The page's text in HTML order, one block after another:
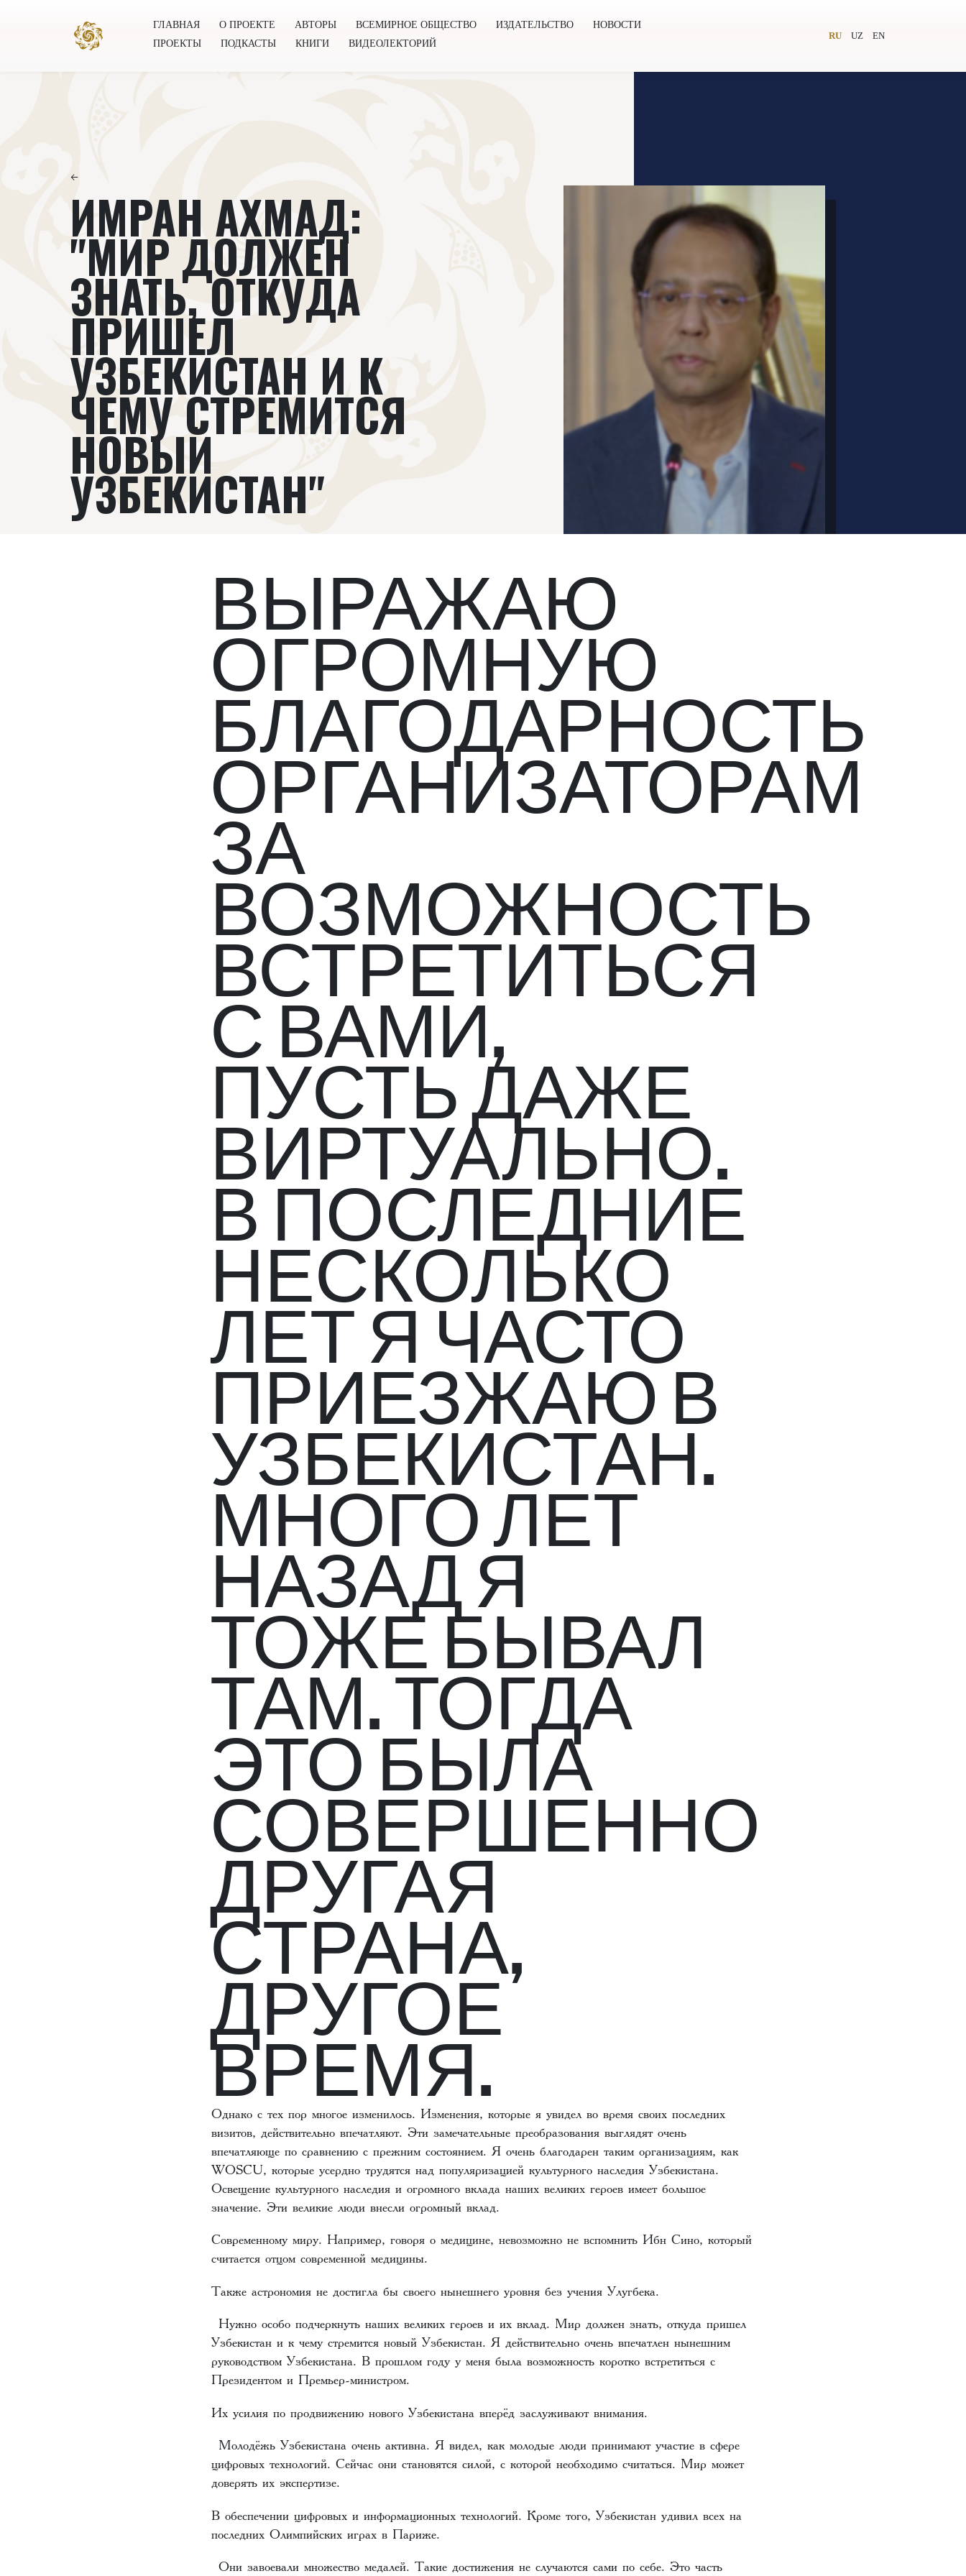
ГЛАВНАЯ О ПРОЕКТЕ АВТОРЫ ВСЕМИРНОЕ ОБЩЕСТВО ИЗДАТЕЛЬСТВО
НОВОСТИ
ПРОЕКТЫ
ПОДКАСТЫ КНИГИ ВИДЕОЛЕКТОРИЙ
RU UZ EN
←
ИМРАН АХМАД:
"МИР ДОЛЖЕН
ЗНАТЬ, ОТКУДА
ПРИШЕЛ
УЗБЕКИСТАН И К
ЧЕМУ СТРЕМИТСЯ
НОВЫЙ
УЗБЕКИСТАН"
ВЫРАЖАЮ
ОГРОМНУЮ
БЛАГОДАРНОСТЬ
ОРГАНИЗАТОРАМ
ЗА
ВОЗМОЖНОСТЬ
ВСТРЕТИТЬСЯ
С ВАМИ,
ПУСТЬ ДАЖЕ
ВИРТУАЛЬНО.
В ПОСЛЕДНИЕ
НЕСКОЛЬКО
ЛЕТ Я ЧАСТО
ПРИЕЗЖАЮ В
УЗБЕКИСТАН.
МНОГО ЛЕТ
НАЗАД Я
ТОЖЕ БЫВАЛ
ТАМ. ТОГДА
ЭТО БЫЛА
СОВЕРШЕННО
ДРУГАЯ
СТРАНА,
ДРУГОЕ
ВРЕМЯ.
Однако с тех пор многое изменилось. Изменения, которые я увидел во время своих последних
визитов, действительно впечатляют. Эти замечательные преобразования выглядят очень
впечатляюще по сравнению с прежним состоянием. Я очень благодарен таким организациям, как
WOSCU, которые усердно трудятся над популяризацией культурного наследия Узбекистана.
Освещение культурного наследия и огромного вклада наших великих героев имеет большое
значение. Эти великие люди внесли огромный вклад.
Современному миру. Например, говоря о медицине, невозможно не вспомнить Ибн Сино, который
считается отцом современной медицины.
Также астрономия не достигла бы своего нынешнего уровня без учения Улугбека.
Нужно особо подчеркнуть наших великих героев и их вклад. Мир должен знать, откуда пришел
Узбекистан и к чему стремится новый Узбекистан. Я действительно очень впечатлен нынешним
руководством Узбекистана. В прошлом году у меня была возможность коротко встретиться с
Президентом и Премьер-министром.
Их усилия по продвижению нового Узбекистана вперёд заслуживают внимания.
Молодёжь Узбекистана очень активна. Я видел, как молодые люди принимают участие в сфере
цифровых технологий. Сейчас они становятся силой, с которой необходимо считаться. Мир может
доверять их экспертизе.
В обеспечении цифровых и информационных технологий. Кроме того, Узбекистан удивил всех на
последних Олимпийских играх в Париже.
Они завоевали множество медалей. Такие достижения не случаются сами по себе. Это часть